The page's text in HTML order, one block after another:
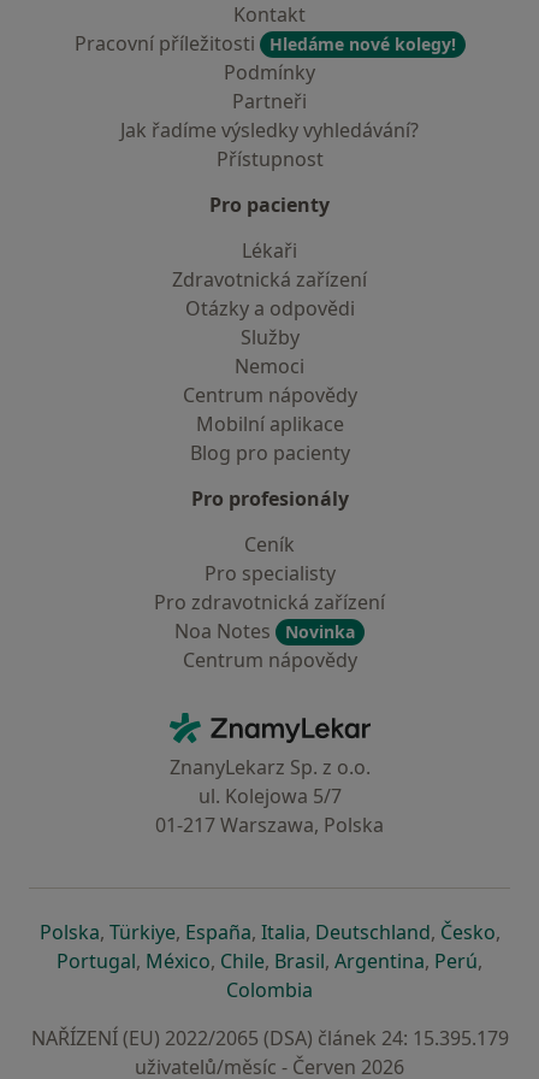
Kontakt
Pracovní příležitosti
Hledáme nové kolegy!
Podmínky
Partneři
Jak řadíme výsledky vyhledávání?
Přístupnost
Pro pacienty
Lékaři
Zdravotnická zařízení
Otázky a odpovědi
Služby
Nemoci
Centrum nápovědy
Mobilní aplikace
Blog pro pacienty
Pro profesionály
Ceník
Pro specialisty
Pro zdravotnická zařízení
Noa Notes
Novinka
Centrum nápovědy
ZnamyLekar - Hlavní stránka
ZnanyLekarz Sp. z o.o.
ul. Kolejowa 5/7
01-217 Warszawa, Polska
Polskase otevře v nové záložce
, Türkiyese otevře v nové záložce
, Españase otevře v nové záložce
, Italiase otevře v nové záložce
, Deutschlandse otevře v
, Českose
,
Portugalse otevře v nové záložce
, Méxicose otevře v nové záložce
, Chilese otevře v nové záložce
, Brasilse otevře v nové
, Argentinase otevře v
, Perúse
,
Colombia
NAŘÍZENÍ (EU) 2022/2065 (DSA) článek 24: 15.395.179
uživatelů/měsíc - Červen 2026